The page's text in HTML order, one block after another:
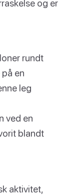
og er
rundt
en
leg
ved en
blandt
aktivitet,